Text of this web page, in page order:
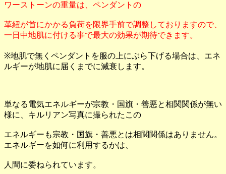
ワーストーンの重量は、ペンダントの
革紐が首にかかる負荷を限界手前で調整しておりますので、
一日中地肌に付ける事で最大の効果が期待できます。
※地肌で無くペンダントを服の上にぶら下げる場合は、エネ
ルギーが地肌に届くまでに減衰します。
単なる電気エネルギーが宗教・国旗・善悪と相関関係が無い
様に、キルリアン写真に撮られたこの
エネルギーも宗教・国旗・善悪とは相関関係はありません。
エネルギーを如何に利用するかは、
人間に委ねられています。